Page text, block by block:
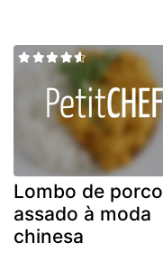
Lombo de porco
assado à moda
chinesa